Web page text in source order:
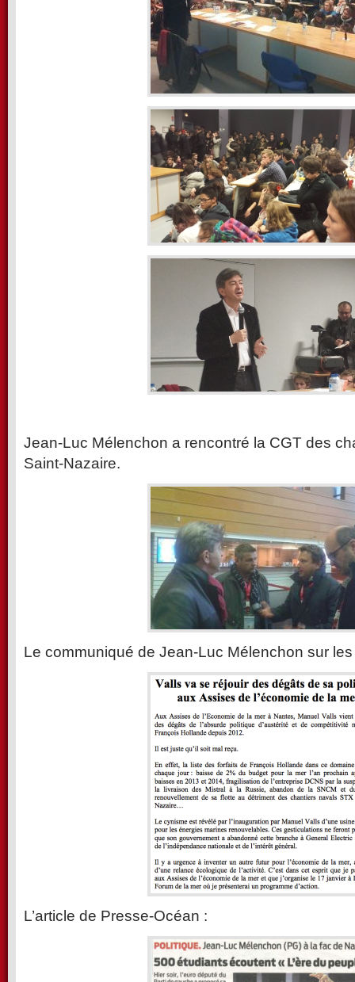
Jean-Luc Mélenchon a rencontré la CGT des
Saint-Nazaire.
Le communiqué de Jean-Luc Mélenchon sur
L’article de Presse-Océan :